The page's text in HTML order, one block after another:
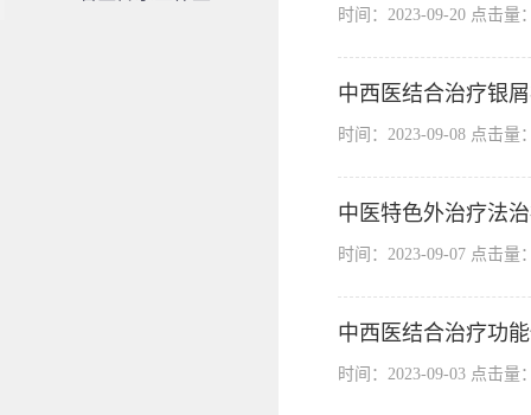
时间：2023-09-20 点击量
中西医结合治疗银
时间：2023-09-08 点击量
中医特色外治疗法
时间：2023-09-07 点击量
中西医结合治疗功
时间：2023-09-03 点击量